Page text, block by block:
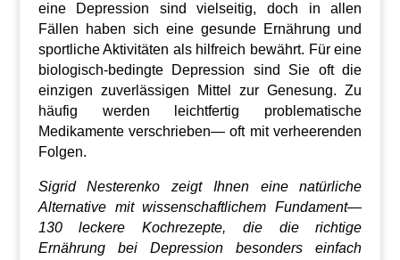
eine Depression sind vielseitig, doch in allen
Fällen haben sich eine gesunde Ernährung und
sportliche Aktivitäten als hilfreich bewährt. Für eine
biologisch-bedingte Depression sind Sie oft die
einzigen zuverlässigen Mittel zur Genesung. Zu
häufig werden leichtfertig problematische
Medikamente verschrieben— oft mit verheerenden
Folgen.
Sigrid Nesterenko zeigt Ihnen eine natürliche
Alternative mit wissenschaftlichem Fundament—
130 leckere Kochrezepte, die die richtige
Ernährung bei Depression besonders einfach